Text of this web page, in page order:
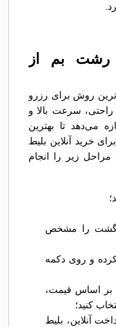
رشت بم از
روش برای رزرو
سرعت بالا و
می‌دهد تا بهترین
خرید آنلاین بلیط
زیر را انجام
را مشخص
و روی دکمه
بر اساس قیمت،
کنید؛
آنلاین، بلیط